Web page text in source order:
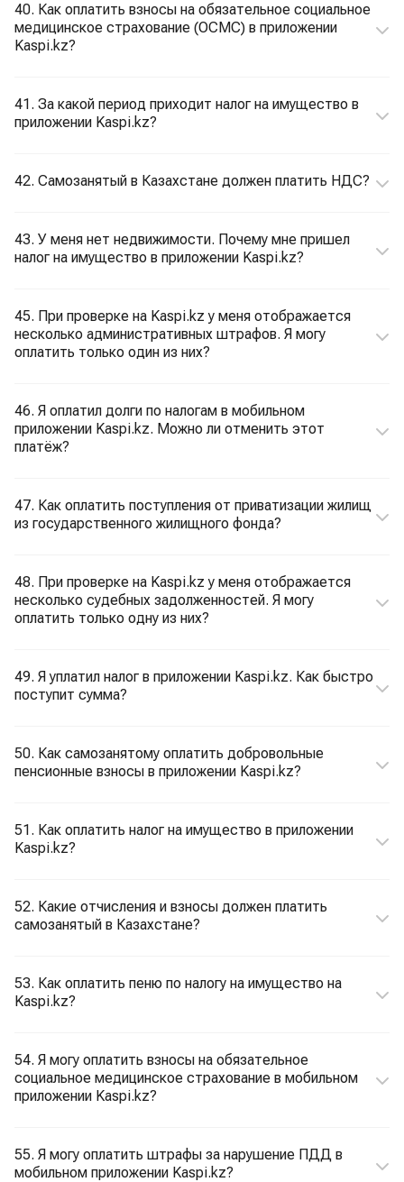
40. Как оплатить взносы на обязательное социальное
медицинское страхование (ОСМС) в приложении
Kaspi.kz?
41. За какой период приходит налог на имущество в
приложении Kaspi.kz?
42. Самозанятый в Казахстане должен платить НДС?
43. У меня нет недвижимости. Почему мне пришел
налог на имущество в приложении Kaspi.kz?
45. При проверке на Kaspi.kz у меня отображается
несколько административных штрафов. Я могу
оплатить только один из них?
46. Я оплатил долги по налогам в мобильном
приложении Kaspi.kz. Можно ли отменить этот
платёж?
47. Как оплатить поступления от приватизации жилищ
из государственного жилищного фонда?
48. При проверке на Kaspi.kz у меня отображается
несколько судебных задолженностей. Я могу
оплатить только одну из них?
49. Я уплатил налог в приложении Kaspi.kz. Как быстро
поступит сумма?
50. Как самозанятому оплатить добровольные
пенсионные взносы в приложении Kaspi.kz?
51. Как оплатить налог на имущество в приложении
Kaspi.kz?
52. Какие отчисления и взносы должен платить
самозанятый в Казахстане?
53. Как оплатить пеню по налогу на имущество на
Kaspi.kz?
54. Я могу оплатить взносы на обязательное
социальное медицинское страхование в мобильном
приложении Kaspi.kz?
55. Я могу оплатить штрафы за нарушение ПДД в
мобильном приложении Kaspi.kz?